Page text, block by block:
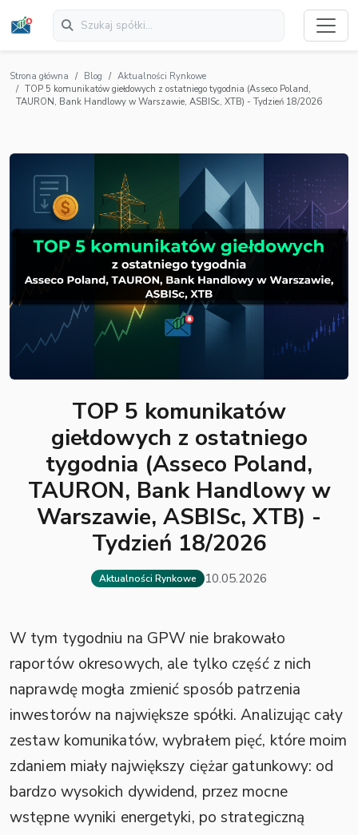
Strona główna Blog
Aktualności Rynkowe
TOP 5 komunikatów giełdowych z ostatniego tygodnia (Asseco Poland,
TAURON, Bank Handlowy w Warszawie, ASBISc, XTB) - Tydzień 18/2026
TOP 5 komunikatów
giełdowych z ostatniego
tygodnia (Asseco Poland,
TAURON, Bank Handlowy w
Warszawie, ASBISc, XTB) -
Tydzień 18/2026
Aktualności Rynkowe 10.05.2026
W tym tygodniu na GPW nie brakowało
raportów okresowych, ale tylko część z nich
naprawdę mogła zmienić sposób patrzenia
inwestorów na największe spółki. Analizując cały
zestaw komunikatów, wybrałem pięć, które moim
zdaniem miały największy ciężar gatunkowy: od
bardzo wysokich dywidend, przez mocne
wstępne wyniki energetyki, po strategiczną